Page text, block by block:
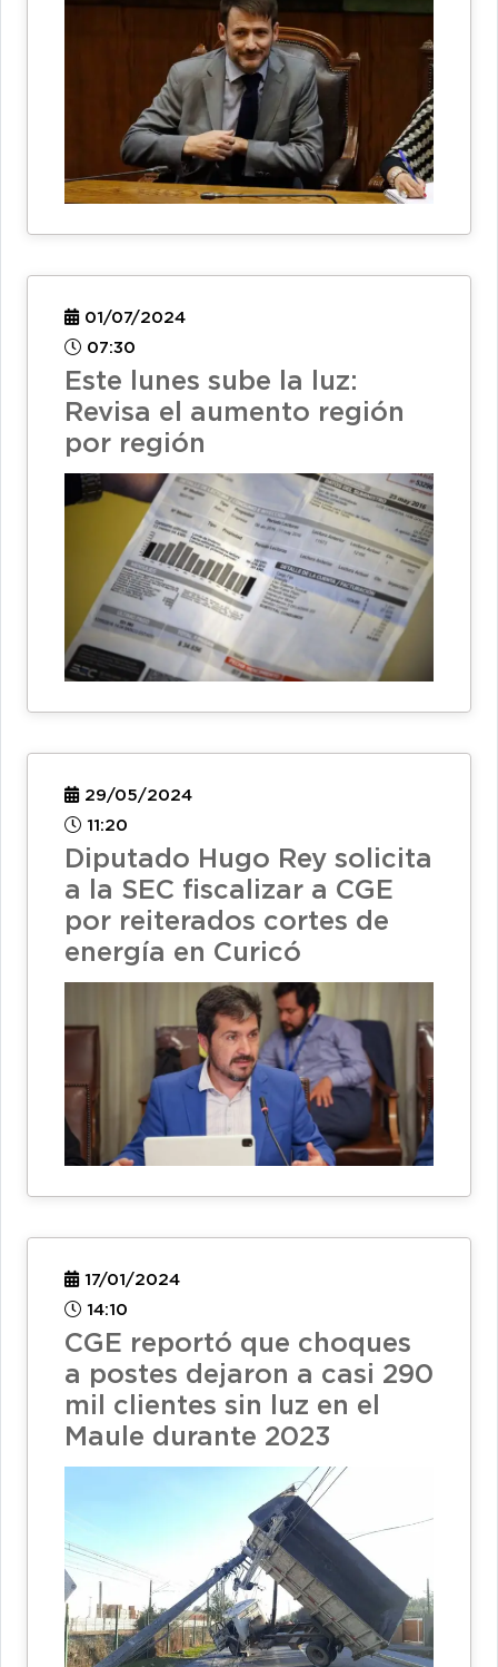
01/07/2024
07:30
Este lunes sube la luz:
Revisa el aumento región
por región
29/05/2024
11:20
Diputado Hugo Rey solicita
a la SEC fiscalizar a CGE
por reiterados cortes de
energía en Curicó
17/01/2024
14:10
CGE reportó que choques
a postes dejaron a casi 290
mil clientes sin luz en el
Maule durante 2023